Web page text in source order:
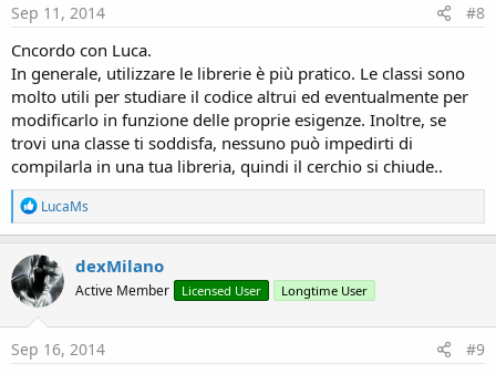
Sep 11, 2014 #8
Cncordo con Luca.
In generale, utilizzare le librerie è più pratico. Le classi sono
molto utili per studiare il codice altrui ed eventualmente per
modificarlo in funzione delle proprie esigenze. Inoltre, se
trovi una classe ti soddisfa, nessuno può impedirti di
compilarla in una tua libreria, quindi il cerchio si chiude..
R
e
a
c
t
i
o
n
s
LucaMs
dexMilano
Active Member Licensed User Longtime User
Sep 16, 2014 #9